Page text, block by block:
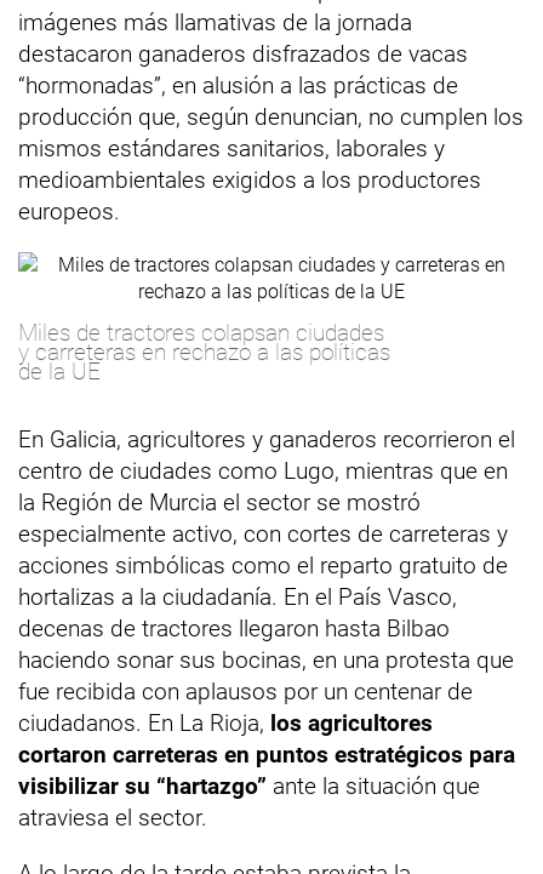
imágenes más llamativas de la jornada
destacaron ganaderos disfrazados de vacas
“hormonadas”, en alusión a las prácticas de
producción que, según denuncian, no cumplen los
mismos estándares sanitarios, laborales y
medioambientales exigidos a los productores
europeos.
Miles de tractores colapsan ciudades
y carreteras en rechazo a las políticas
de la UE
En Galicia, agricultores y ganaderos recorrieron el
centro de ciudades como Lugo, mientras que en
la Región de Murcia el sector se mostró
especialmente activo, con cortes de carreteras y
acciones simbólicas como el reparto gratuito de
hortalizas a la ciudadanía. En el País Vasco,
decenas de tractores llegaron hasta Bilbao
haciendo sonar sus bocinas, en una protesta que
fue recibida con aplausos por un centenar de
ciudadanos. En La Rioja, los agricultores
cortaron carreteras en puntos estratégicos para
visibilizar su “hartazgo” ante la situación que
atraviesa el sector.